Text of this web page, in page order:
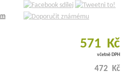
571 Kč
včetně DPH
472 Kč